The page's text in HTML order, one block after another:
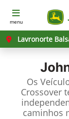
menu
Lavronorte
Os
Crossover
caminhos